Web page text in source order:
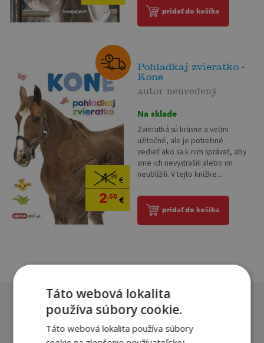
pridať do košíka
4,99 €
2,50€
Pohladkaj zvieratko -
Kone
autor neuvedený
Na sklade
Zvieratká sú krásne a veľmi
užitočné, ale je potrebné
vedieť ako sa k nim správať, aby
sme ich nevystrašili alebo im
neublížili. V tejto knižke...
pridať do košíka
Zákazníci, ktorí si kúpili
tento titul si tiež kúpili
Táto webová lokalita
používa súbory cookie.
Táto webová lokalita používa súbory